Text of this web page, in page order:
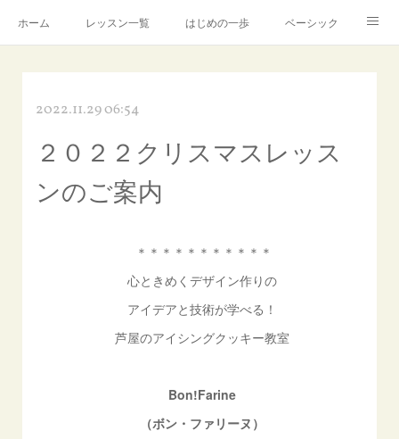
ホーム レッスン一覧 はじめの一歩 ベーシック
芦屋アトリエ 講師プロフィール
お問合せ
2022.11.29 06:54
２０２２クリスマスレッス
ンのご案内
＊＊＊＊＊＊＊＊＊＊＊
心ときめくデザイン作りの
アイデアと技術が学べる！
芦屋のアイシングクッキー教室
Bon!Farine
（ボン・ファリーヌ）